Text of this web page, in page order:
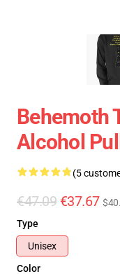
Behemoth
Alcohol
(5
€47.09 €37.67
Type
Unisex
Color